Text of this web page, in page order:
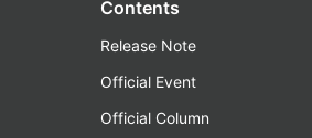
Contents
Release Note
Official Event
Official Column